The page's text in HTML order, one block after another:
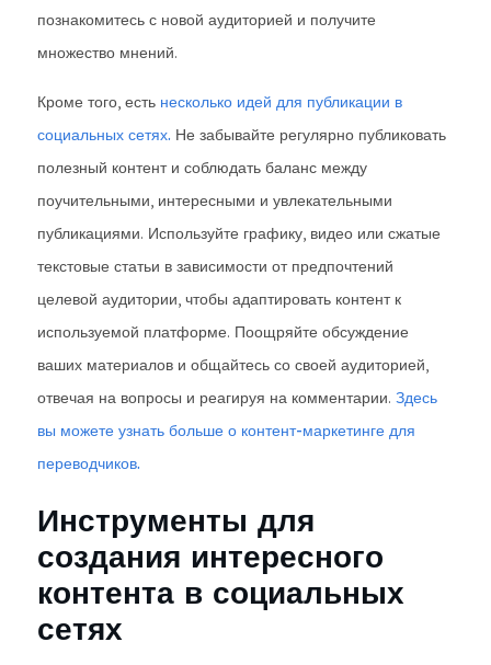
познакомитесь с новой аудиторией и получите
множество мнений.
Кроме того, есть несколько идей для публикации в
социальных сетях. Не забывайте регулярно публиковать
полезный контент и соблюдать баланс между
поучительными, интересными и увлекательными
публикациями. Используйте графику, видео или сжатые
текстовые статьи в зависимости от предпочтений
целевой аудитории, чтобы адаптировать контент к
используемой платформе. Поощряйте обсуждение
ваших материалов и общайтесь со своей аудиторией,
отвечая на вопросы и реагируя на комментарии. Здесь
вы можете узнать больше о контент-маркетинге для
переводчиков.
Инструменты для
создания интересного
контента в социальных
сетях